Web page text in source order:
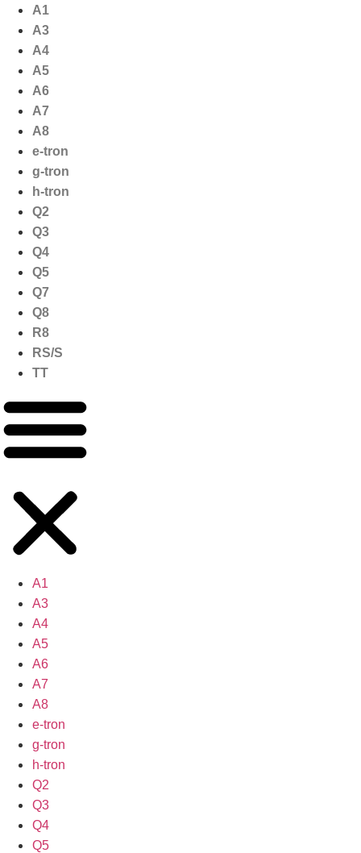
naar
inhoud
A1
A3
A4
A5
A6
A7
A8
e-tron
g-tron
h-tron
Q2
Q3
Q4
Q5
Q7
Q8
R8
RS/S
TT
A1
A3
A4
A5
A6
A7
A8
e-tron
g-tron
h-tron
Q2
Q3
Q4
Q5